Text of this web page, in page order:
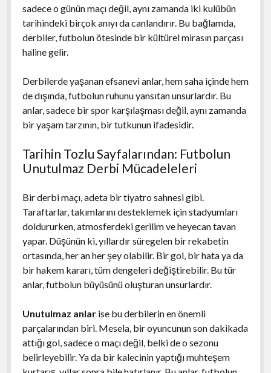
sadece o günün maçı değil, aynı zamanda iki kulübün
tarihindeki birçok anıyı da canlandırır. Bu bağlamda,
derbiler, futbolun ötesinde bir kültürel mirasın parçası
haline gelir.
Derbilerde yaşanan efsanevi anlar, hem saha içinde hem
de dışında, futbolun ruhunu yansıtan unsurlardır. Bu
anlar, sadece bir spor karşılaşması değil, aynı zamanda
bir yaşam tarzının, bir tutkunun ifadesidir.
Tarihin Tozlu Sayfalarından: Futbolun
Unutulmaz Derbi Mücadeleleri
Bir derbi maçı, adeta bir tiyatro sahnesi gibi.
Taraftarlar, takımlarını desteklemek için stadyumları
doldururken, atmosferdeki gerilim ve heyecan tavan
yapar. Düşünün ki, yıllardır süregelen bir rekabetin
ortasında, her an her şey olabilir. Bir gol, bir hata ya da
bir hakem kararı, tüm dengeleri değiştirebilir. Bu tür
anlar, futbolun büyüsünü oluşturan unsurlardır.
Unutulmaz anlarise bu derbilerin en önemli
parçalarından biri. Mesela, bir oyuncunun son dakikada
attığı gol, sadece o maçı değil, belki de o sezonu
belirleyebilir. Ya da bir kalecinin yaptığı muhteşem